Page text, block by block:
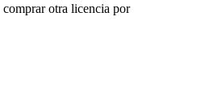
otra licencia por